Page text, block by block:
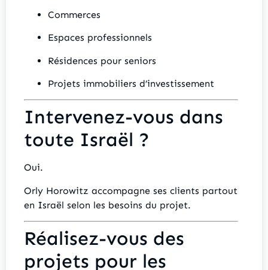
Commerces
Espaces professionnels
Résidences pour seniors
Projets immobiliers d’investissement
Intervenez-vous dans
toute Israël ?
Oui.
Orly Horowitz accompagne ses clients partout
en Israël selon les besoins du projet.
Réalisez-vous des
projets pour les